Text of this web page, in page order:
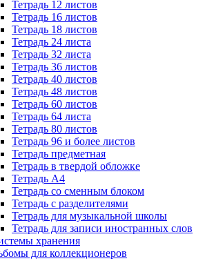
Тетрадь 12 листов
Тетрадь 16 листов
Тетрадь 18 листов
Тетрадь 24 листа
Тетрадь 32 листа
Тетрадь 36 листов
Тетрадь 40 листов
Тетрадь 48 листов
Тетрадь 60 листов
Тетрадь 64 листа
Тетрадь 80 листов
Тетрадь 96 и более листов
Тетрадь предметная
Тетрадь в твердой обложке
Тетрадь А4
Тетрадь со сменным блоком
Тетрадь с разделителями
Тетрадь для музыкальной школы
Тетрадь для записи иностранных слов
хранения
для коллекционеров